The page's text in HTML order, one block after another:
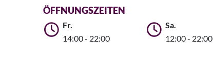
ÖFFNUNGSZEITEN
Fr.
14:00 - 22:00
Sa.
12:00 - 22:00